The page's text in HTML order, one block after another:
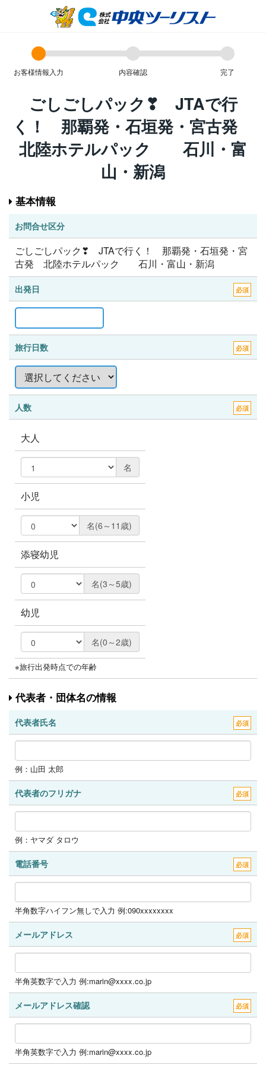
お客様情報入力 内容確認 完了
ごしごしパック❣ JTAで行
く！ 那覇発・石垣発・宮古発
北陸ホテルパック 石川・富
山・新潟
基本情報
お問合せ区分
ごしごしパック❣ JTAで行く！ 那覇発・石垣発・宮
古発 北陸ホテルパック 石川・富山・新潟
出発日 必須
旅行日数 必須
人数 必須
大人
名
小児
名(6～11歳)
添寝幼児
名(3～5歳)
幼児
名(0～2歳)
※旅行出発時点での年齢
代表者・団体名の情報
代表者氏名 必須
例：山田 太郎
代表者のフリガナ 必須
例：ヤマダ タロウ
電話番号 必須
半角数字ハイフン無しで入力 例:090xxxxxxxx
メールアドレス 必須
半角英数字で入力 例:marin@xxxx.co.jp
メールアドレス確認 必須
半角英数字で入力 例:marin@xxxx.co.jp